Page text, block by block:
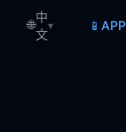
🌐
中
文
▾ 📱